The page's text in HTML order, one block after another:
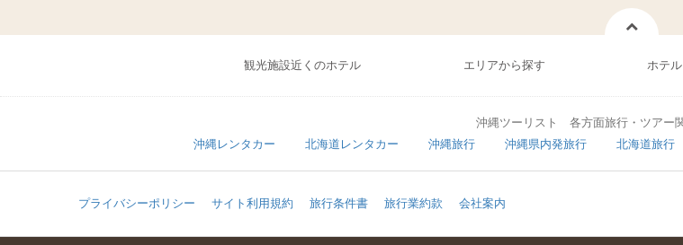
観光施設近くのホテル エリアから探す ホテ
沖縄ツーリスト 各方面旅行・ツアー
沖縄レンタカー
北海道レンタカー 沖縄旅行 沖縄県内発旅行 北海道旅行
プライバシーポリシー サイト利用規約 旅行条件書 旅行業約款 会社案内